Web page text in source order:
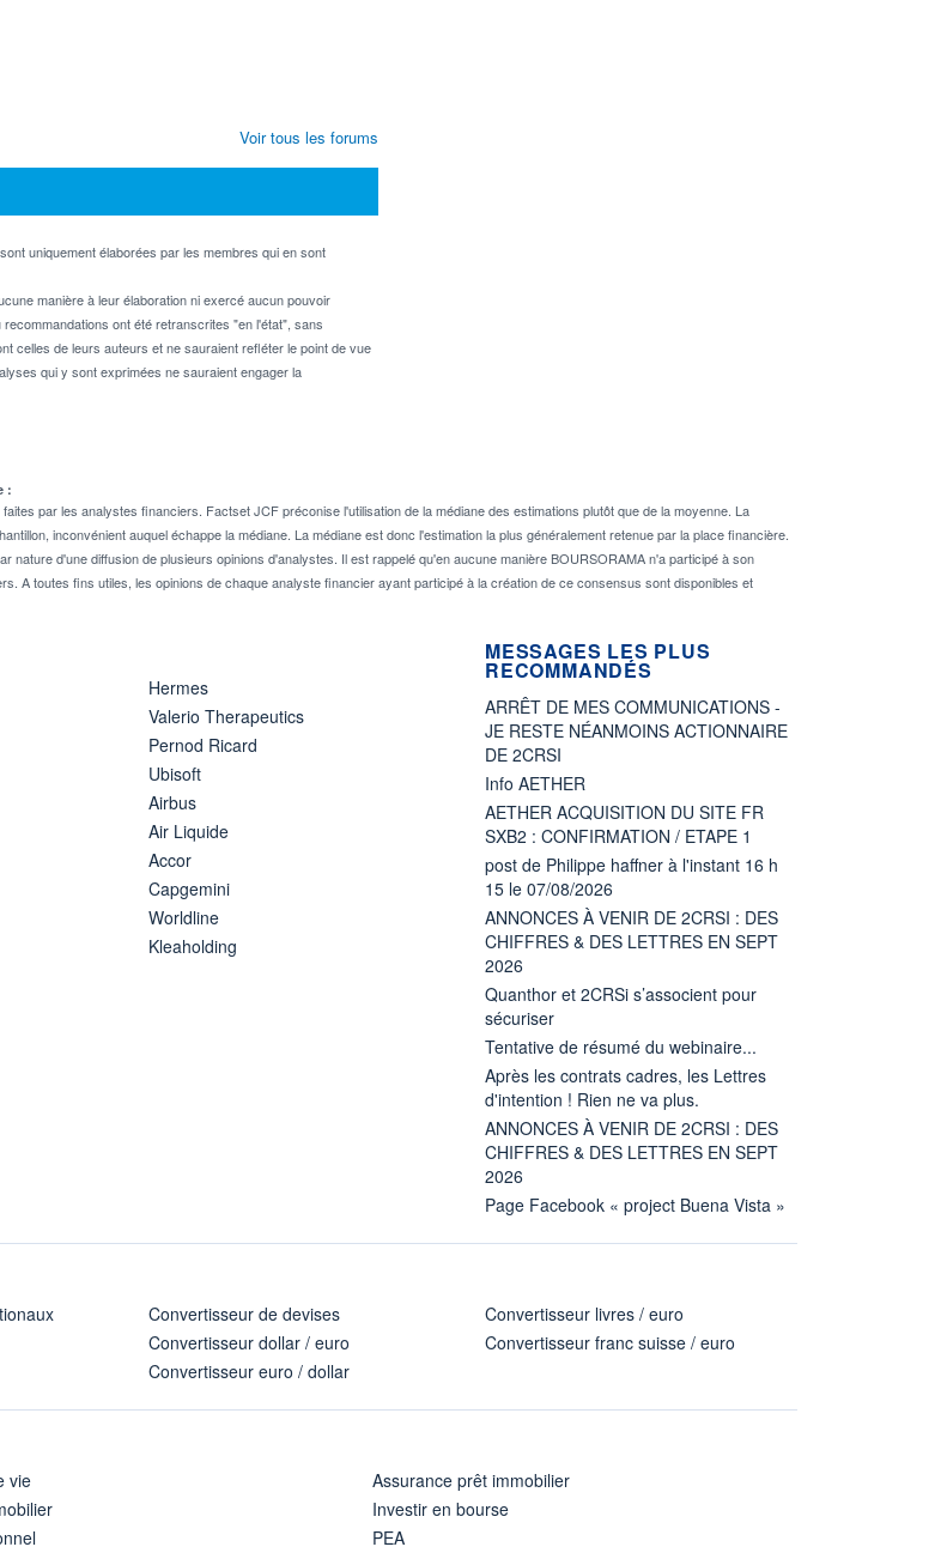
uniquement élaborées par les membres qui en sont
manière à leur élaboration ni exercé aucun pouvoir
ont été retranscrites "en l'état", sans
celles de leurs auteurs et ne sauraient refléter le point de vue
qui y sont exprimées ne sauraient engager la
Voir tous les forums
:
par les analystes financiers. Factset JCF préconise l'utilisation de la médiane des estimations plutôt que de la moyenne. La
inconvénient auquel échappe la médiane. La médiane est donc l'estimation la plus généralement retenue par la place financière.
d'une diffusion de plusieurs opinions d'analystes. Il est rappelé qu'en aucune manière BOURSORAMA n'a participé à son
A toutes fins utiles, les opinions de chaque analyste financier ayant participé à la création de ce consensus sont disponibles et
Hermes
Valerio Therapeutics
Pernod Ricard
Ubisoft
Airbus
Air Liquide
Accor
Capgemini
Worldline
Kleaholding
MESSAGES LES PLUS
RECOMMANDÉS
ARRÊT DE MES COMMUNICATIONS -
JE RESTE NÉANMOINS ACTIONNAIRE
DE 2CRSI
Info AETHER
AETHER ACQUISITION DU SITE FR
SXB2 : CONFIRMATION / ETAPE 1
post de Philippe haffner à l'instant 16 h
15 le 07/08/2026
ANNONCES À VENIR DE 2CRSI : DES
CHIFFRES & DES LETTRES EN SEPT
2026
Quanthor et 2CRSi s’associent pour
sécuriser
Tentative de résumé du webinaire...
Après les contrats cadres, les Lettres
d'intention ! Rien ne va plus.
ANNONCES À VENIR DE 2CRSI : DES
CHIFFRES & DES LETTRES EN SEPT
2026
Page Facebook « project Buena Vista »
Convertisseur de devises
Convertisseur dollar / euro
Convertisseur euro / dollar
Convertisseur livres / euro
Convertisseur franc suisse / euro
vie
Assurance prêt immobilier
Investir en bourse
PEA